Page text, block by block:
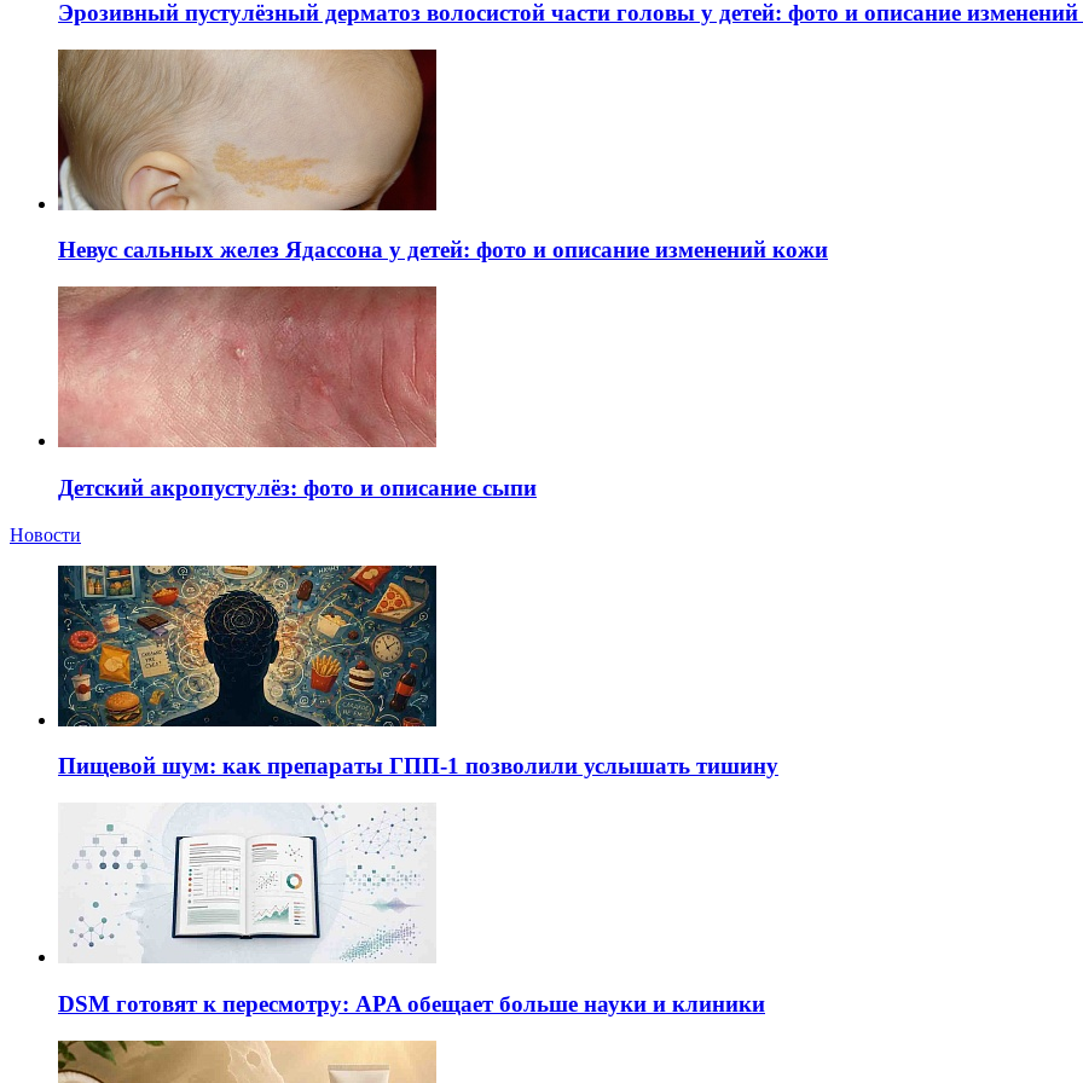
Эрозивный пустулёзный дерматоз волосистой части головы у детей: фото и описание
Невус сальных желез Ядассона у детей: фото и описание изменений кожи
Детский акропустулёз: фото и описание сыпи
Новости
Пищевой шум: как препараты ГПП-1 позволили услышать тишину
DSM готовят к пересмотру: APA обещает больше науки и клиники